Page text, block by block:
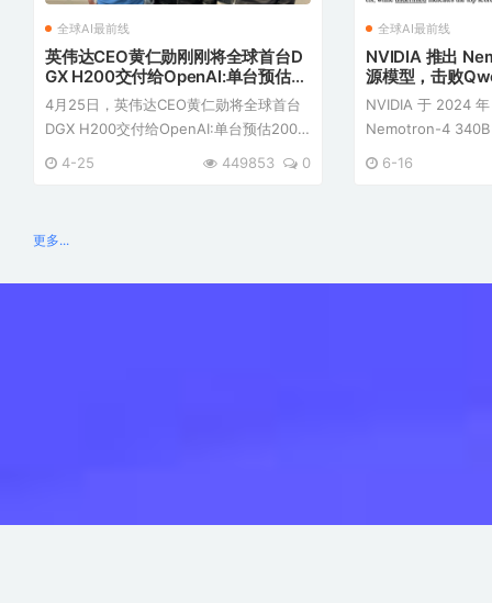
全球AI最前线
英伟达CEO黄仁勋刚刚将全球首台D
GX H200交付给OpenAI:单台预估2
00万美元
4月25日，英伟达CEO黄仁勋将全球首台
DGX H200交付给OpenAI:单台预估200
万美元。 黄仁勋在 H200 上写道： "to
4-25 449853 0
全球AI最前线
NVIDIA 推出
源模型，击败
有所长
NVIDIA 于 2024
Nemotron-4 340B
模型，旨在帮助开
6-16
更多...